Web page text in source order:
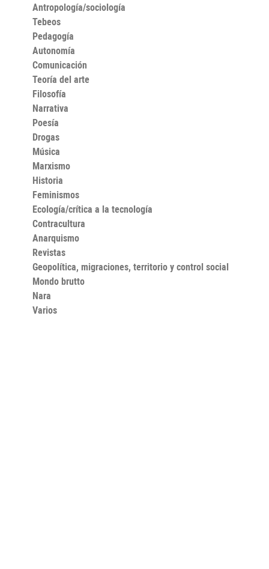
Antropología/sociología
Tebeos
Pedagogía
Autonomía
Comunicación
Teoría del arte
Filosofía
Narrativa
Poesía
Drogas
Música
Marxismo
Historia
Feminismos
Ecología/crítica a la tecnología
Contracultura
Anarquismo
Revistas
Geopolítica, migraciones, territorio y control social
Mondo brutto
Nara
Varios